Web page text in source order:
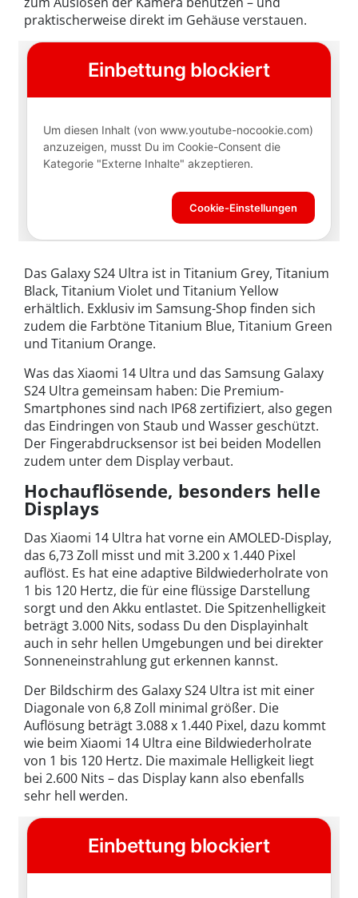
praktischerweise direkt im Gehäuse verstauen.
Das Galaxy S24 Ultra ist in Titanium Grey, Titanium
Black, Titanium Violet und Titanium Yellow
erhältlich. Exklusiv im Samsung-Shop finden sich
zudem die Farbtöne Titanium Blue, Titanium Green
und Titanium Orange.
Was das Xiaomi 14 Ultra und das Samsung Galaxy
S24 Ultra gemeinsam haben: Die Premium-
Smartphones sind nach IP68 zertifiziert, also gegen
das Eindringen von Staub und Wasser geschützt.
Der Fingerabdrucksensor ist bei beiden Modellen
zudem unter dem Display verbaut.
Hochauflösende, besonders helle
Displays
Das Xiaomi 14 Ultra hat vorne ein AMOLED-Display,
das 6,73 Zoll misst und mit 3.200 x 1.440 Pixel
auflöst. Es hat eine adaptive Bildwiederholrate von
1 bis 120 Hertz, die für eine flüssige Darstellung
sorgt und den Akku entlastet. Die Spitzenhelligkeit
beträgt 3.000 Nits, sodass Du den Displayinhalt
auch in sehr hellen Umgebungen und bei direkter
Sonneneinstrahlung gut erkennen kannst.
Der Bildschirm des Galaxy S24 Ultra ist mit einer
Diagonale von 6,8 Zoll minimal größer. Die
Auflösung beträgt 3.088 x 1.440 Pixel, dazu kommt
wie beim Xiaomi 14 Ultra eine Bildwiederholrate
von 1 bis 120 Hertz. Die maximale Helligkeit liegt
bei 2.600 Nits – das Display kann also ebenfalls
sehr hell werden.